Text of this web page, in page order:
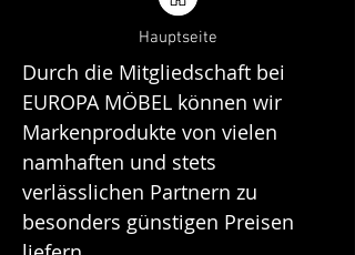
Hauptseite
Durch die Mitgliedschaft bei
EUROPA MÖBEL können wir
Markenprodukte von vielen
namhaften und stets
verlässlichen Partnern zu
besonders günstigen Preisen